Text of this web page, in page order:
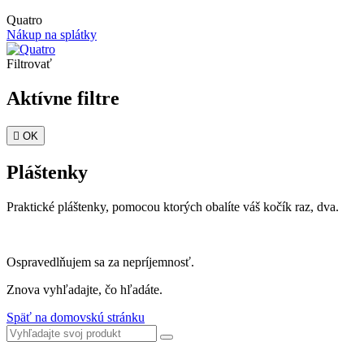
Quatro
Nákup na splátky
Filtrovať
Aktívne filtre
 OK
Pláštenky
Praktické pláštenky, pomocou ktorých obalíte váš kočík raz, dva.
Ospravedlňujem sa za nepríjemnosť.
Znova vyhľadajte, čo hľadáte.
Späť na domovskú stránku